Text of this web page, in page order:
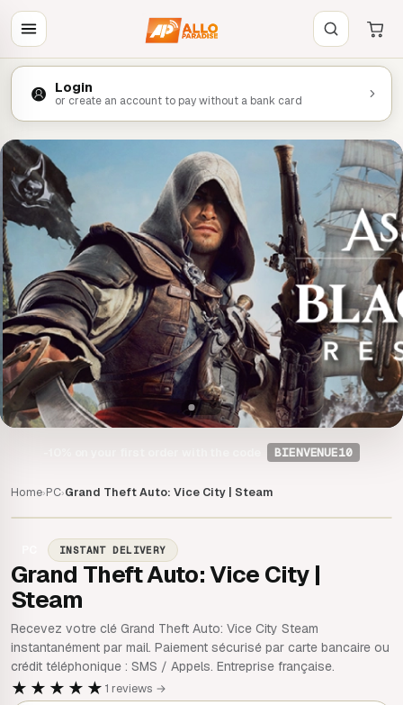
Login
or create an account to pay without a bank card
BIENVENUE10
Home›PC›Grand Theft Auto: Vice City | Steam
INSTANT DELIVERY
Grand Theft Auto: Vice City |
Steam
Recevez votre clé Grand Theft Auto: Vice City Steam
instantanément par mail. Paiement sécurisé par carte bancaire ou
crédit téléphonique : SMS / Appels. Entreprise française.
★★★★★ 1 reviews →